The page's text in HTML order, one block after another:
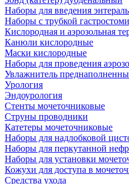
Наборы для введения
Наборы с трубкой
Кислородная и аэрозольная
Канюли кислородные
Маски кислородные
Наборы для проведения
Увлажнитель
Урология
Эндоурология
Стенты мочеточниковые
Струны проводники
Катетеры мочеточниковые
Наборы для надлобковой
Наборы для перкутанной
Наборы для установки
Кожухи для доступа в
Средства ухода